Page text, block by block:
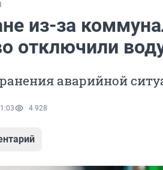
из-за
отключили
аварийной
4 928